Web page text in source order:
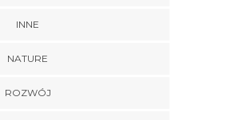
INNE
NATURE
ROZWÓJ